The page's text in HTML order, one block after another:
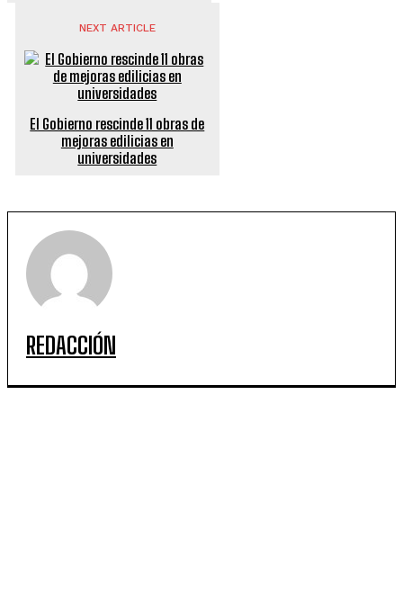
NEXT ARTICLE
El Gobierno rescinde 11 obras de
mejoras edilicias en
universidades
REDACCIÓN